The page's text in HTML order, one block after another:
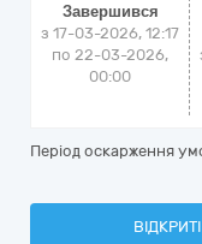
Завершився
з 17-03-2026, 12:17
по 22-03-2026,
00:00
Період оскарження